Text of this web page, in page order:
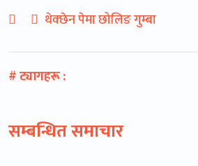
20
May
थेक्छेन पेमा छोलिङ गुम्बा
# ट्यागहरू :
सम्बन्धित समाचार